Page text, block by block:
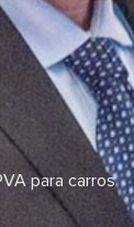
para carros